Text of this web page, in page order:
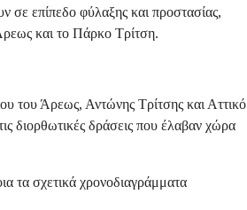
επίπεδο φύλαξης και προστασίας,
και το Πάρκο Τρίτση.
του Άρεως, Αντώνης Τρίτσης και Αττικό
διορθωτικές δράσεις που έλαβαν χώρα
τα σχετικά χρονοδιαγράμματα